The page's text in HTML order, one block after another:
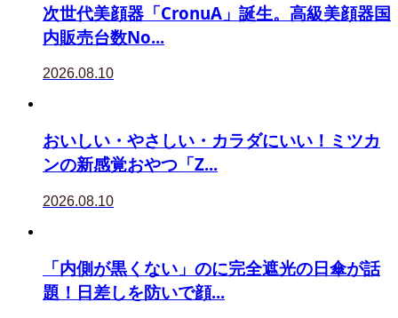
次世代美顔器「CronuA」誕生。高級美顔器国
内販売台数No...
2026.08.10
おいしい・やさしい・カラダにいい！ミツカ
ンの新感覚おやつ「Z...
2026.08.10
「内側が黒くない」のに完全遮光の日傘が話
題！日差しを防いで顔...